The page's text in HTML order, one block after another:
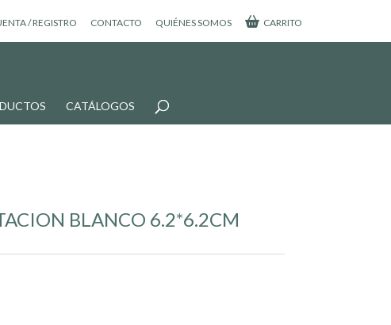
/ REGISTRO CONTACTO QUIÉNES SOMOS CARRITO
CATÁLOGOS
BLANCO 6.2*6.2CM